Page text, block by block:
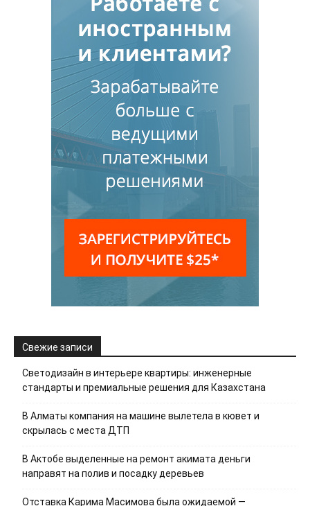
Свежие записи
Светодизайн в интерьере квартиры: инженерные
стандарты и премиальные решения для Казахстана
В Алматы компания на машине вылетела в кювет и
скрылась с места ДТП
В Актобе выделенные на ремонт акимата деньги
направят на полив и посадку деревьев
Отставка Карима Масимова была ожидаемой —